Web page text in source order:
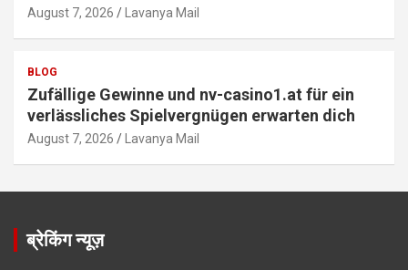
August 7, 2026 Lavanya Mail
BLOG
Zufällige Gewinne und nv-casino1.at für ein
verlässliches Spielvergnügen erwarten dich
August 7, 2026 Lavanya Mail
ब्रेकिंग न्यूज़